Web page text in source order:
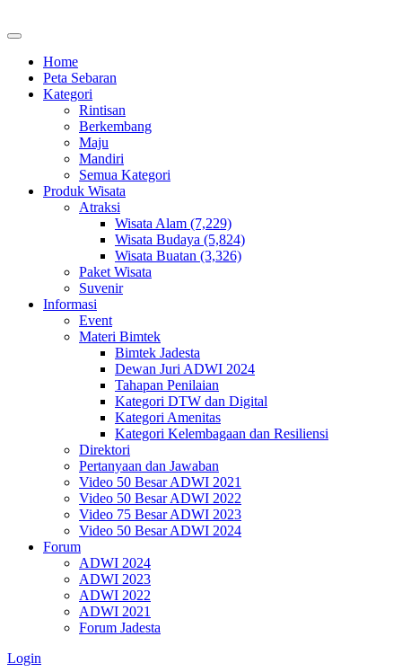
Home
Peta Sebaran
Kategori
Rintisan
Berkembang
Maju
Mandiri
Semua Kategori
Produk Wisata
Atraksi
Wisata Alam (7,229)
Wisata Budaya (5,824)
Wisata Buatan (3,326)
Paket Wisata
Suvenir
Informasi
Event
Materi Bimtek
Bimtek Jadesta
Dewan Juri ADWI 2024
Tahapan Penilaian
Kategori DTW dan Digital
Kategori Amenitas
Kategori Kelembagaan dan Resiliensi
Direktori
Pertanyaan dan Jawaban
Video 50 Besar ADWI 2021
Video 50 Besar ADWI 2022
Video 75 Besar ADWI 2023
Video 50 Besar ADWI 2024
Forum
ADWI 2024
ADWI 2023
ADWI 2022
ADWI 2021
Forum Jadesta
Login